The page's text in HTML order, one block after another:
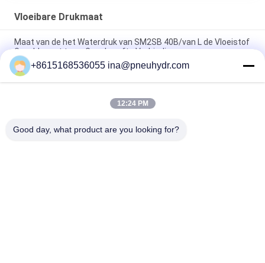
Vloeibare Drukmaat
Maat van de het Waterdruk van SM2SB 40B/van L de Vloeistof
Gevulde met twee Geschroefte Verbinding
SM1SP de ééndelige Maat van de Verbindings Vloeibare Druk
met Geplooid Geval
63B / L van de de Drukmaat van de 2,5 Duimvloeistof Gevuld
+8615168536055 ina@pneuhydr.com
12:24 PM
Good day, what product are you looking for?